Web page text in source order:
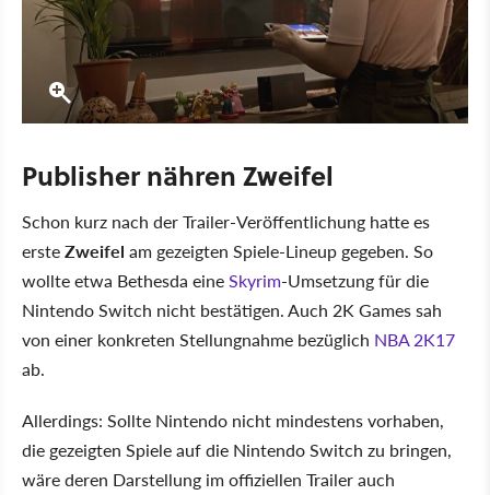
Publisher nähren Zweifel
Schon kurz nach der Trailer-Veröffentlichung hatte es
ersteZweifel am gezeigten Spiele-Lineup gegeben. So
wollte etwa Bethesda eineSkyrim-Umsetzung für die
Nintendo Switch nicht bestätigen. Auch 2K Games sah
von einer konkreten Stellungnahme bezüglich NBA 2K17
ab.
Allerdings: Sollte Nintendo nicht mindestens vorhaben,
die gezeigten Spiele auf die Nintendo Switch zu bringen,
wäre deren Darstellung im offiziellen Trailer auch